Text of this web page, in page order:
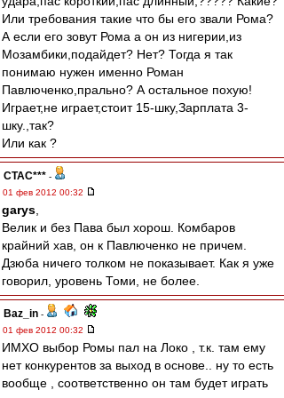
Или требования такие что бы его звали Рома?
А если его зовут Рома а он из нигерии,из
Мозамбики,подайдет? Нет? Тогда я так
понимаю нужен именно Роман
Павлюченко,прально? А остальное похую!
Играет,не играет,стоит 15-шку,Зарплата 3-
шку.,так?
Или как ?
CTAC*** -
01 фев 2012 00:32
garys
Велик и без Пава был хорош. Комбаров
крайний хав, он к Павлюченко не причем.
Дзюба ничего толком не показывает. Как я уже
говорил, уровень Томи, не более.
Baz_in -
01 фев 2012 00:32
ИМХО выбор Ромы пал на Локо , т.к. там ему
нет конкурентов за выход в основе.. ну то есть
вообще , соответственно он там будет играть